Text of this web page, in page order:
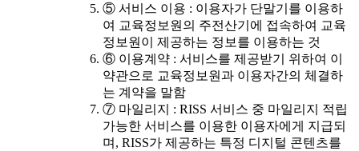
⑤ 서비스 이용 : 이용자가 단말기를 이용하
여 교육정보원의 주전산기에 접속하여 교육
정보원이 제공하는 정보를 이용하는 것
⑥ 이용계약 : 서비스를 제공받기 위하여 이
약관으로 교육정보원과 이용자간의 체결하
는 계약을 말함
⑦ 마일리지 : RISS 서비스 중 마일리지 적립
가능한 서비스를 이용한 이용자에게 지급되
며, RISS가 제공하는 특정 디지털 콘텐츠를